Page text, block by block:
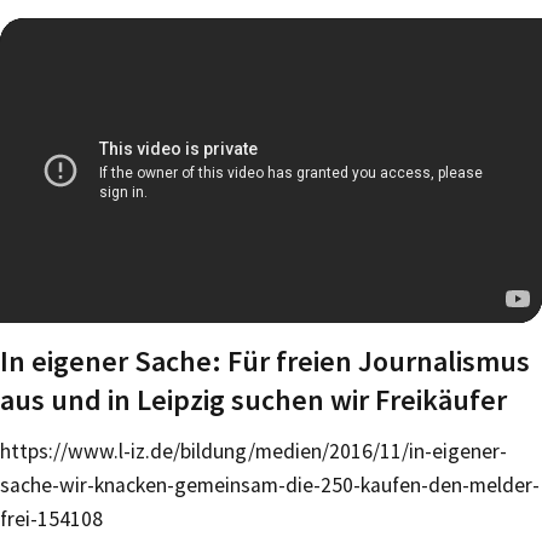
In eigener Sache: Für freien Journalismus
aus und in Leipzig suchen wir Freikäufer
https://www.l-iz.de/bildung/medien/2016/11/in-eigener-
sache-wir-knacken-gemeinsam-die-250-kaufen-den-melder-
frei-154108